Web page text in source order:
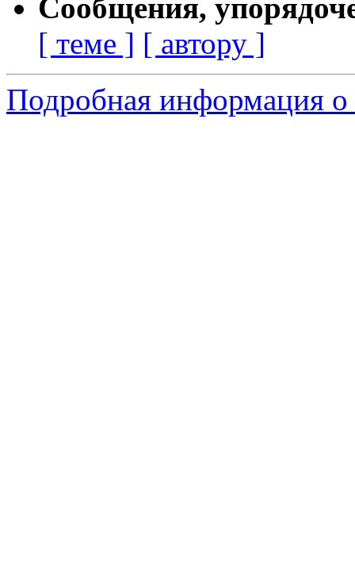
Сообщения,
[ теме ] [ автору ]
Подробная информация